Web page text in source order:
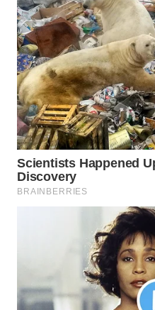
WAHANA
NEWS
WAHANA
TANI
WAHANA
ADVOKAT
WAHANA
INFRASTRUKTUR
WAHANA
LISTRIK